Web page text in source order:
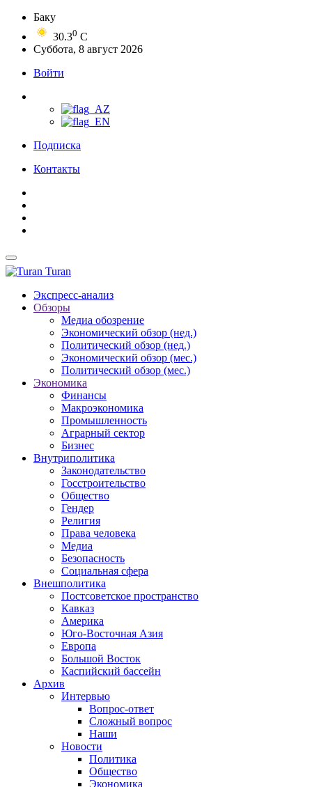
Баку
30.30 C
Суббота, 8 август 2026
Войти
Подписка
Контакты
Turan
Экспресс-анализ
Обзоры
Медиа обозрение
Экономический обзор (нед.)
Политический обзор (нед.)
Экономический обзор (мес.)
Политический обзор (мес.)
Экономика
Финансы
Макроэкономика
Промышленность
Аграрный сектор
Бизнес
Внутриполитика
Законодательство
Госстроительство
Общество
Гендер
Религия
Права человека
Медиа
Безопасность
Социальная сфера
Внешполитика
Постсоветское пространство
Кавказ
Америка
Юго-Восточная Азия
Европа
Большой Восток
Каспийский бассейн
Архив
Интервью
Вопрос-ответ
Сложный вопрос
Наши
Новости
Политика
Общество
Экономика